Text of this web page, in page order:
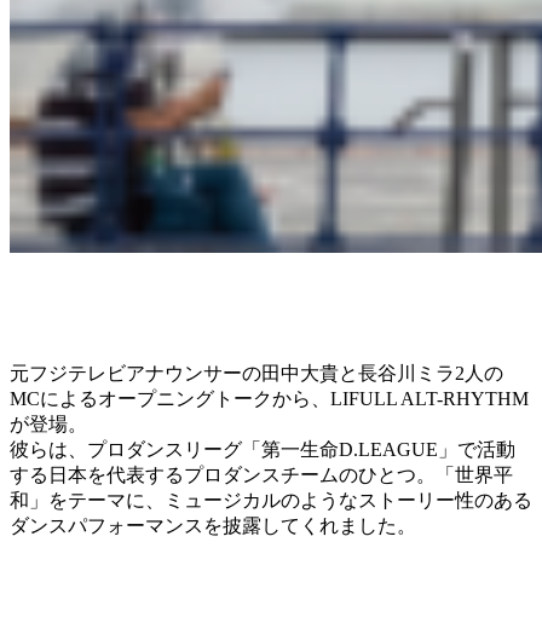
元フジテレビアナウンサーの田中大貴と⻑谷川ミラ2人の
MCによるオープニングトークから、LIFULL ALT-RHYTHM
が登場。
彼らは、プロダンスリーグ「第一生命D.LEAGUE」で活動
する日本を代表するプロダンスチームのひとつ。「世界平
和」をテーマに、ミュージカルのようなストーリー性のある
ダンスパフォーマンスを披露してくれました。